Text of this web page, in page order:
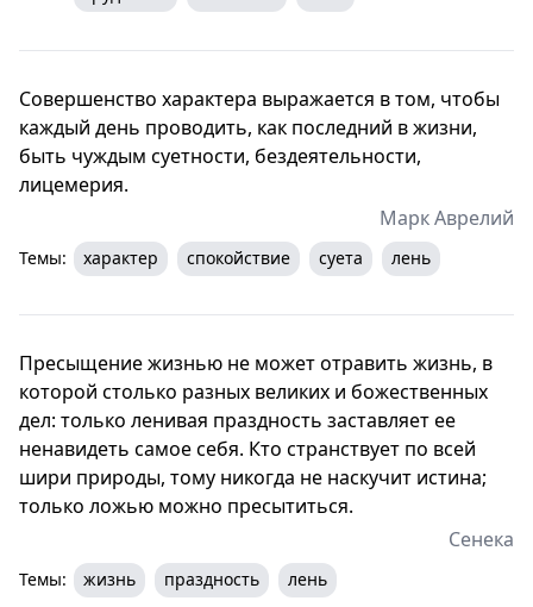
Совершенство характера выражается в том, чтобы
каждый день проводить, как последний в жизни,
быть чуждым суетности, бездеятельности,
лицемерия.
Марк Аврелий
Темы: характер спокойствие суета лень
Пресыщение жизнью не может отравить жизнь, в
которой столько разных великих и божественных
дел: только ленивая праздность заставляет ее
ненавидеть самое себя. Кто странствует по всей
шири природы, тому никогда не наскучит истина;
только ложью можно пресытиться.
Сенека
Темы: жизнь праздность лень